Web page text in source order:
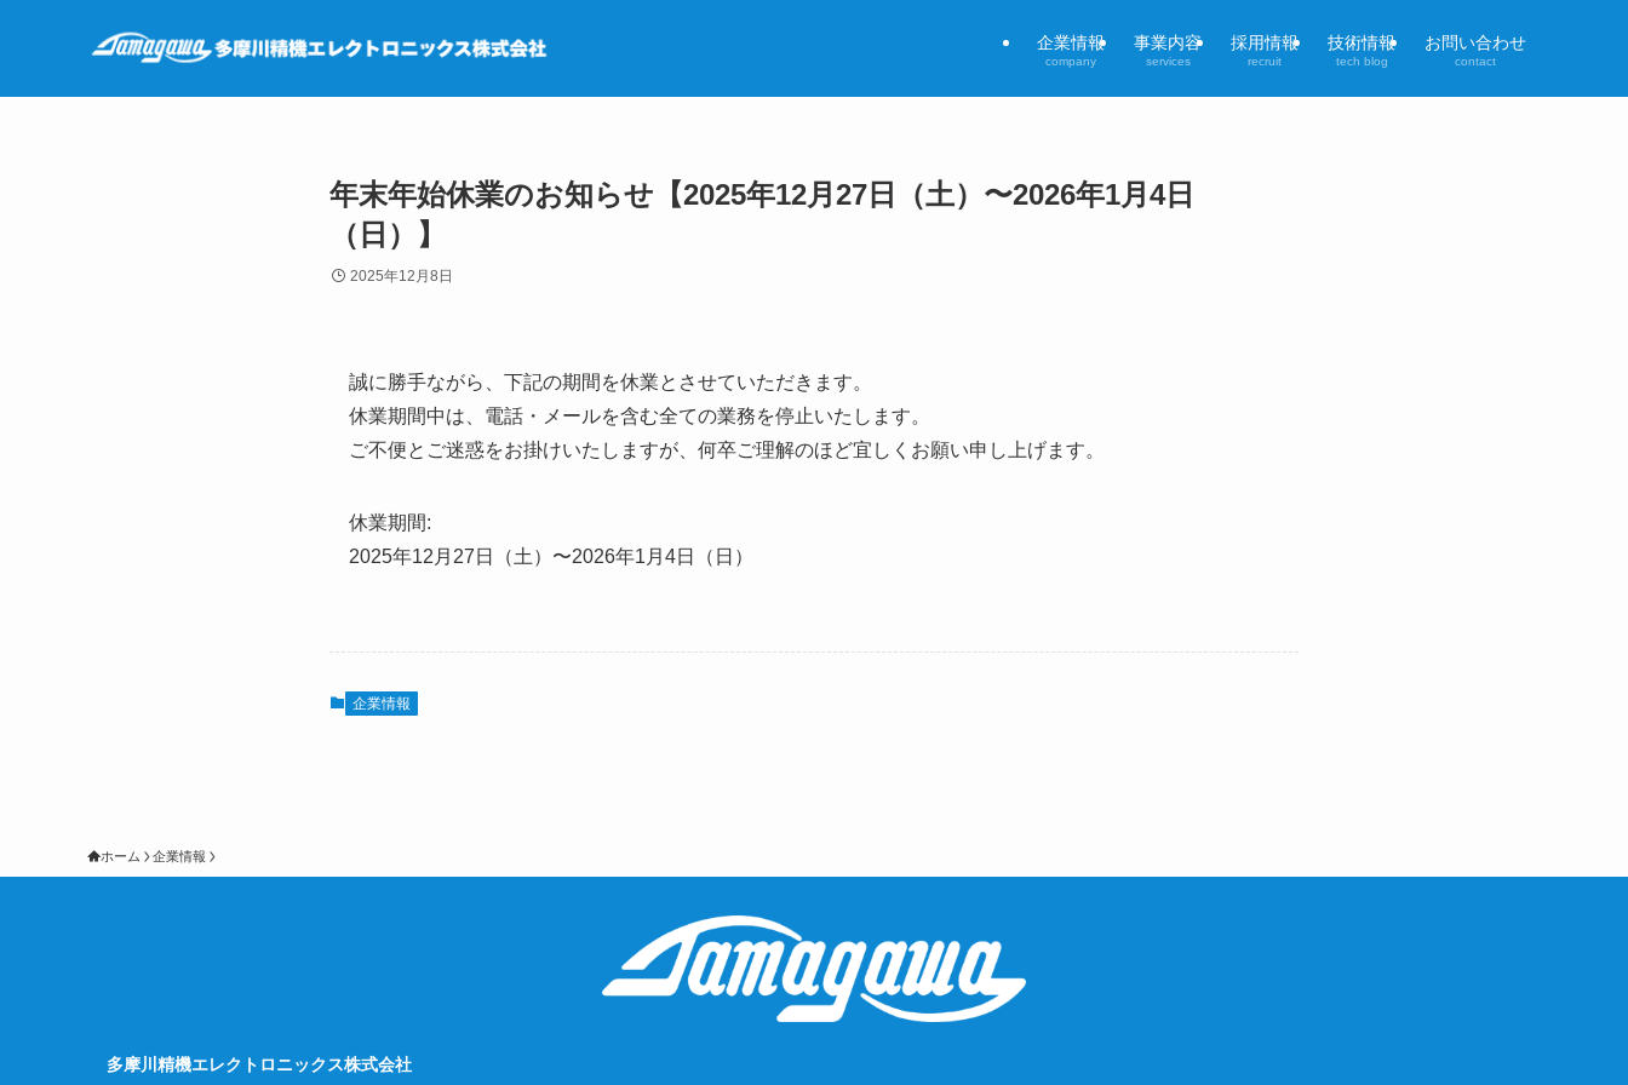
企業情報
company
事業内容
services
採用情報
recruit
技術情報
tech blog
お問い合わせ
contact
年末年始休業のお知らせ【2025年12月27日（土）〜2026年1月4日
（日）】
2025年12月8日
誠に勝手ながら、下記の期間を休業とさせていただきます。
休業期間中は、電話・メールを含む全ての業務を停止いたします。
ご不便とご迷惑をお掛けいたしますが、何卒ご理解のほど宜しくお願い申し上げます。
休業期間:
2025年12月27日（土）〜2026年1月4日（日）
企業情報
ホーム 企業情報
多摩川精機エレクトロニックス株式会社